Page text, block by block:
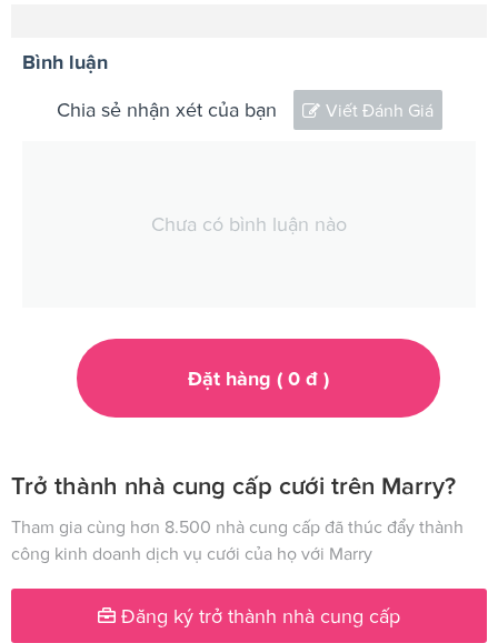
Bình luận
Chia sẻ nhận xét của bạn Viết Đánh Giá
Chưa có bình luận nào
Đặt hàng ( 0đ )
Trở thành nhà cung cấp cưới trên Marry?
Tham gia cùng hơn 8.500 nhà cung cấp đã thúc đẩy thành
công kinh doanh dịch vụ cưới của họ với Marry
Đăng ký trở thành nhà cung cấp